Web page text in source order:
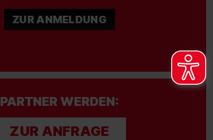
ZUR ANMELDUNG
PARTNER WERDEN:
ZUR ANFRAGE